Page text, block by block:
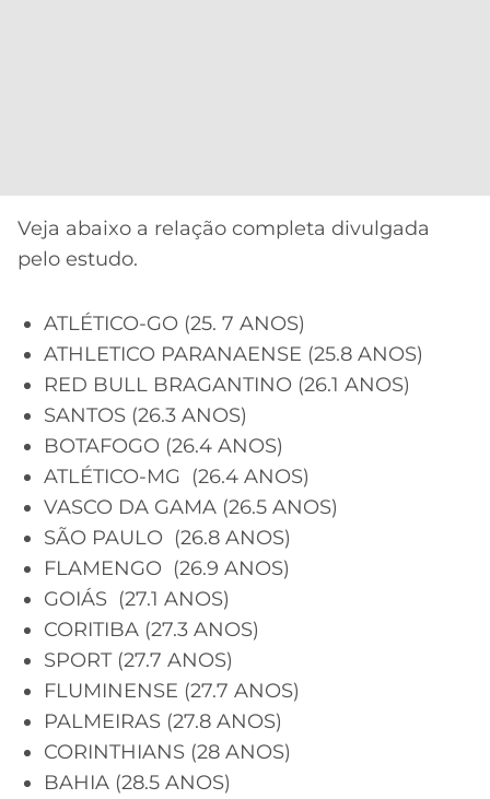
Veja abaixo a relação completa divulgada
pelo estudo.
ATLÉTICO-GO (25. 7 ANOS)
ATHLETICO PARANAENSE (25.8 ANOS)
RED BULL BRAGANTINO (26.1 ANOS)
SANTOS (26.3 ANOS)
BOTAFOGO (26.4 ANOS)
ATLÉTICO-MG (26.4 ANOS)
VASCO DA GAMA (26.5 ANOS)
SÃO PAULO (26.8 ANOS)
FLAMENGO (26.9 ANOS)
GOIÁS (27.1 ANOS)
CORITIBA (27.3 ANOS)
SPORT (27.7 ANOS)
FLUMINENSE (27.7 ANOS)
PALMEIRAS (27.8 ANOS)
CORINTHIANS (28 ANOS)
BAHIA (28.5 ANOS)